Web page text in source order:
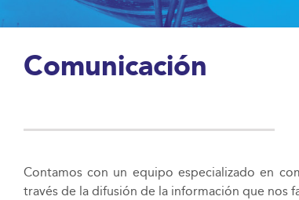
Comunicación
Contamos con un equipo especializado en
través de la difusión de la información que nos